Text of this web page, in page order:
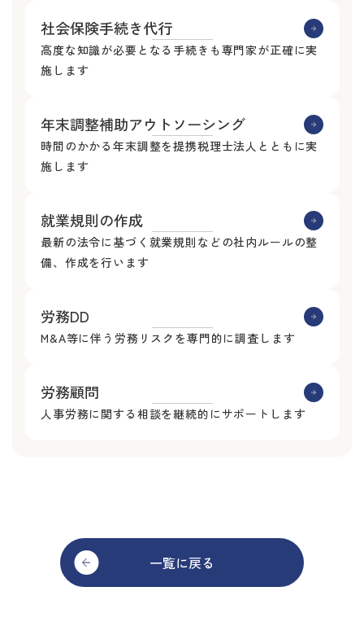
社会保険手続き代行
高度な知識が必要となる手続きも専門家が正確に実
施します
年末調整補助アウトソーシング
時間のかかる年末調整を提携税理士法人とともに実
施します
就業規則の作成
最新の法令に基づく就業規則などの社内ルールの整
備、作成を行います
労務DD
M&A等に伴う労務リスクを専門的に調査します
労務顧問
人事労務に関する相談を継続的にサポートします
一覧に戻る